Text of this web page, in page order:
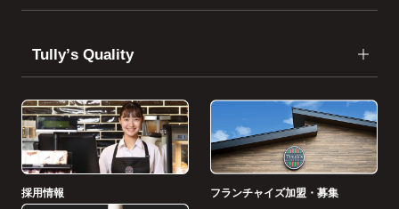
Tullyʼs Quality
採用情報 フランチャイズ加盟・募集